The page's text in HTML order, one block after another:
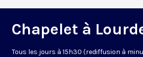
Chapelet à
Tous les jours à 15h30 (rediffusion à